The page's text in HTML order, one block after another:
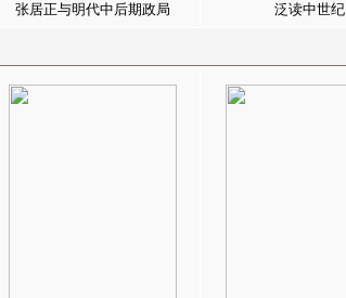
张居正与明代中后期政局 泛读中世纪